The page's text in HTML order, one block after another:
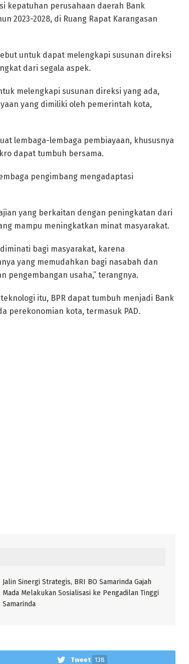
kepatuhan perusahaan daerah Bank
2023-2028, di Ruang Rapat Karangasan
untuk dapat melengkapi susunan direksi
dari segala aspek.
melengkapi susunan direksi yang ada,
yang dimiliki oleh pemerintah kota,
lembaga-lembaga pembiayaan, khususnya
dapat tumbuh bersama.
pengimbang mengadaptasi
yang berkaitan dengan peningkatan dari
mampu meningkatkan minat masyarakat.
bagi masyarakat, karena
yang memudahkan bagi nasabah dan
pengembangan usaha,” terangnya.
itu, BPR dapat tumbuh menjadi Bank
perekonomian kota, termasuk PAD.
Jalin Sinergi Strategis, BRI BO Samarinda Gajah
Mada Melakukan Sosialisasi ke Pengadilan Tinggi
Samarinda
Tweet 138